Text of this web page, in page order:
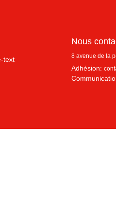
Nous
8 avenue de la
Adhésion: